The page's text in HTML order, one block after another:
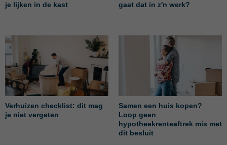
je lijken in de kast
gaat dat in z'n werk?
Verhuizen checklist: dit mag
je niet vergeten
Samen een huis kopen?
Loop geen
hypotheekrenteaftrek mis met
dit besluit